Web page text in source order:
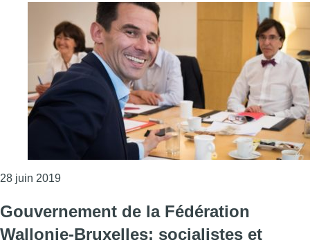
28 juin 2019Consulter l'article "FWB : PS et Ecolo bouclent
Gouvernement de la Fédération
Wallonie-Bruxelles: socialistes et